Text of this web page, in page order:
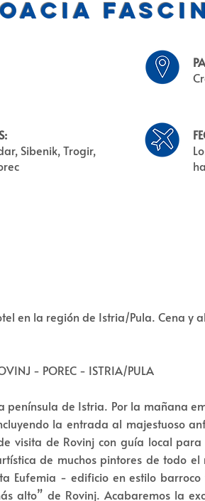
Sibenik, Trogir,
en la región de Istria/Pula. Cena y
- POREC - ISTRIA/PULA
península de Istria. Por la mañana
la entrada al majestuoso
visita de Rovinj con guía local
de muchos pintores de todo el
Eufemia - edificio en estilo
alto” de Rovinj. Acabaremos la